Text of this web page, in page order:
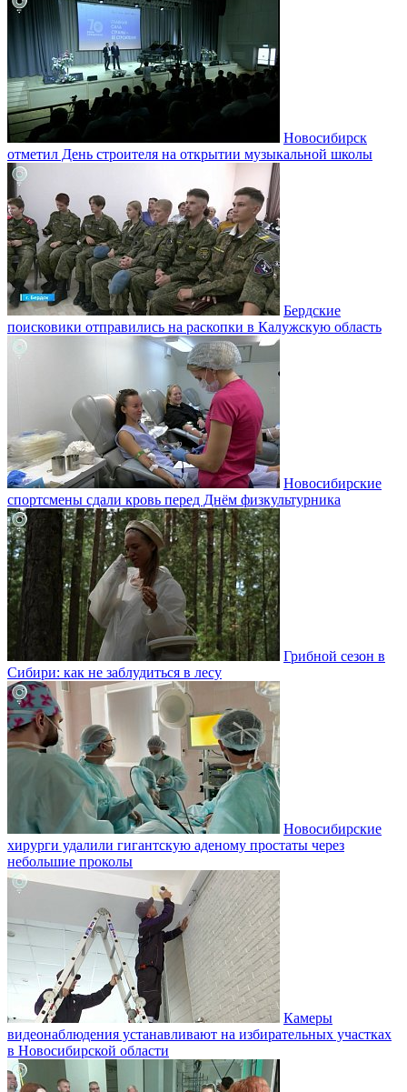
Новосибирск
отметил День строителя на открытии музыкальной школы
Бердские
поисковики отправились на раскопки в Калужскую область
Новосибирские
спортсмены сдали кровь перед Днём физкультурника
Грибной сезон в
Сибири: как не заблудиться в лесу
Новосибирские
хирурги удалили гигантскую аденому простаты через
небольшие проколы
Камеры
видеонаблюдения устанавливают на избирательных участках
в Новосибирской области